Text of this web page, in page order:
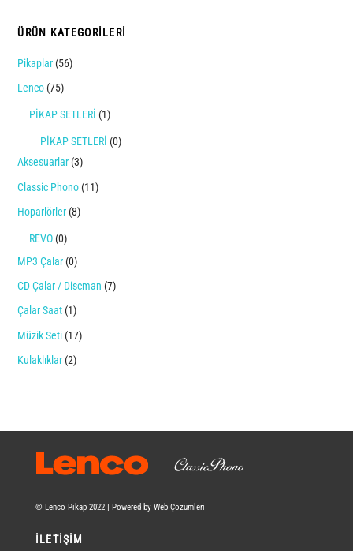
ÜRÜN KATEGORILERI
Pikaplar (56)
Lenco (75)
PİKAP SETLERİ (1)
PİKAP SETLERİ (0)
Aksesuarlar (3)
Classic Phono (11)
Hoparlörler (8)
REVO (0)
MP3 Çalar (0)
CD Çalar / Discman (7)
Çalar Saat (1)
Müzik Seti (17)
Kulaklıklar (2)
© Lenco Pikap 2022 | Powered by Web Çözümleri
İLETİŞİM